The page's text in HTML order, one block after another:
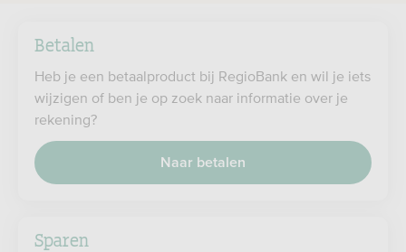
Betalen
Heb je een betaalproduct bij RegioBank en wil je iets
wijzigen of ben je op zoek naar informatie over je
rekening?
Naar betalen
Sparen